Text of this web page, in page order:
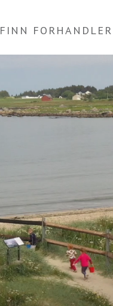
FINN FORHANDLER